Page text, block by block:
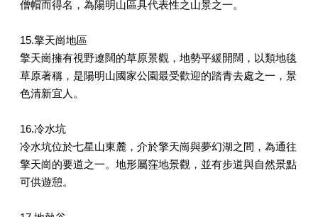
僧帽而得名，為陽明山區具代表性之山景之一。
15.擎天崗地區
擎天崗擁有視野遼闊的草原景觀，地勢平緩開闊，以類地毯
草原著稱，是陽明山國家公園最受歡迎的踏青去處之一，景
色清新宜人。
16.冷水坑
冷水坑位於七星山東麓，介於擎天崗與夢幻湖之間，為通往
擎天崗的要道之一。地形屬窪地景觀，並有步道與自然景點
可供遊憩。